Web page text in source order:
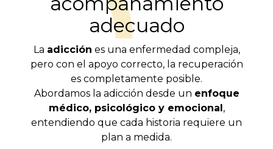
adecuado
La adicción es una enfermedad compleja,
pero con el apoyo correcto, la recuperación
es completamente posible.
Abordamos la adicción desde un enfoque
médico, psicológico y emocional,
entendiendo que cada historia requiere un
plan a medida.